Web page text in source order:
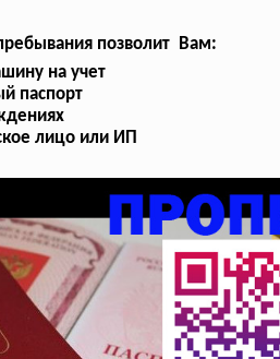
позволит Вам:
на учет
паспорт
лицо или ИП